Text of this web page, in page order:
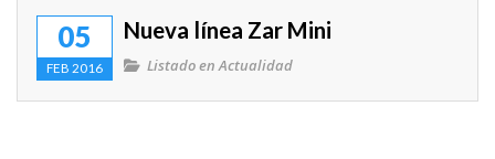
Dossier
Consultas a bordo
Enlaces de interés
05
FEB 2016
Nueva línea Zar Mini
Listado enActualidad